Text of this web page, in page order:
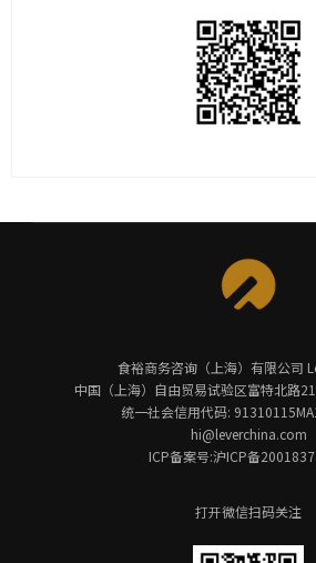
食裕商务咨询（上海）有限公司
中国（上海）自由贸易试验区富特北路
统一社会信用代码:
hi@leverchina.com
ICP备案号:沪ICP备
打开微信扫码关注